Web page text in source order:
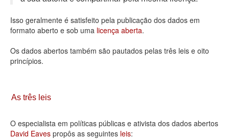
Administração
Legislação
Agenda
Contato
Isso geralmente é satisfeito pela publicação dos dados em
formato aberto e sob uma licença aberta.
Os dados abertos também são pautados pelas três leis e oito
princípios.
As três leis
O especialista em políticas públicas e ativista dos dados abertos
David Eaves propôs as seguintes leis: